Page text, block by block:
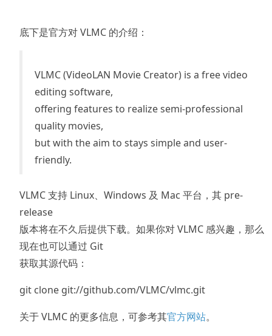
底下是官方对 VLMC 的介绍：
VLMC (VideoLAN Movie Creator) is a free video
editing software,
offering features to realize semi-professional
quality movies,
but with the aim to stays simple and user-
friendly.
VLMC 支持 Linux、Windows 及 Mac 平台，其 pre-
release
版本将在不久后提供下载。如果你对 VLMC 感兴趣，那么
现在也可以通过 Git
获取其源代码：
git clone git://github.com/VLMC/vlmc.git
关于 VLMC 的更多信息，可参考其官方网站。